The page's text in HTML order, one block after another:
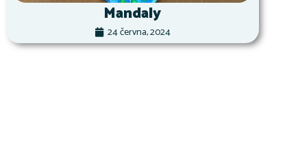
Mandaly
24 června, 2024